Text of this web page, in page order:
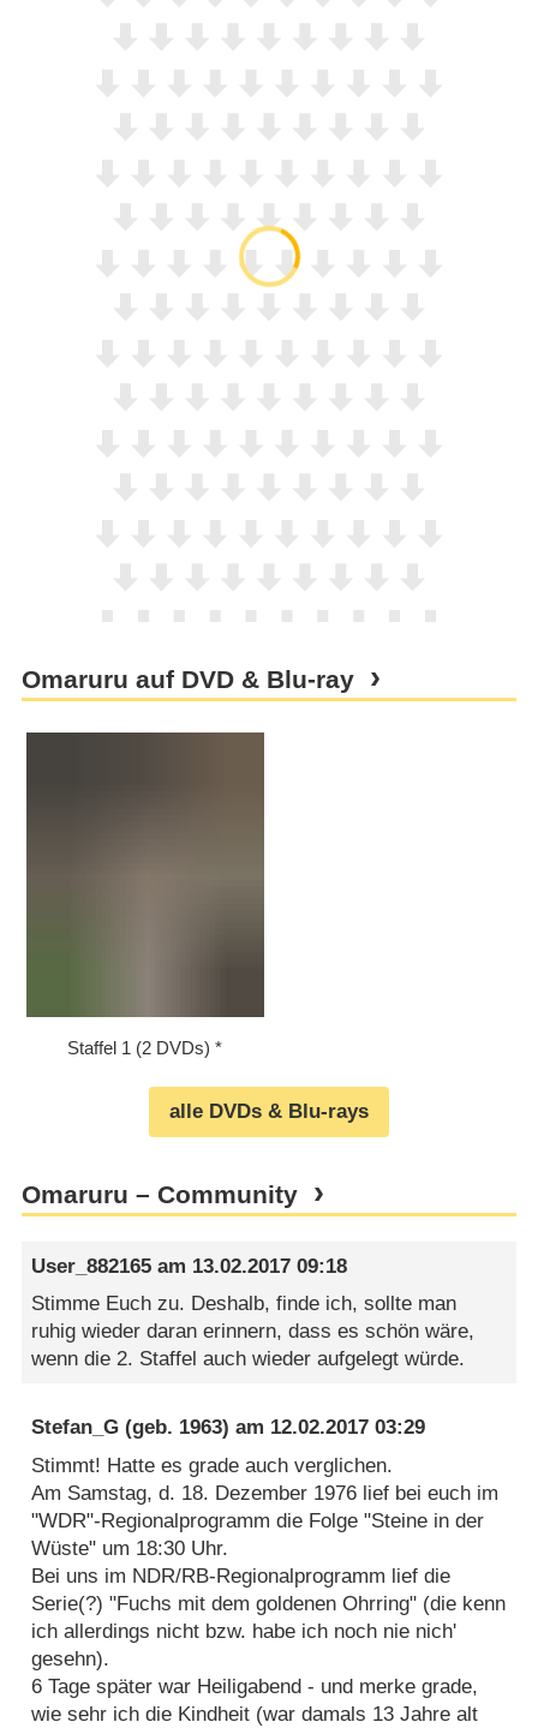
Omaruru auf DVD & Blu-ray
Staffel 1 (2 DVDs)
alle DVDs & Blu-rays
Omaruru – Community
User_882165 am 13.02.2017 09:18
Stimme Euch zu. Deshalb, finde ich, sollte man
ruhig wieder daran erinnern, dass es schön wäre,
wenn die 2. Staffel auch wieder aufgelegt würde.
Stefan_G (geb. 1963) am 12.02.2017 03:29
Stimmt! Hatte es grade auch verglichen.
Am Samstag, d. 18. Dezember 1976 lief bei euch im
"WDR"-Regionalprogramm die Folge "Steine in der
Wüste" um 18:30 Uhr.
Bei uns im NDR/RB-Regionalprogramm lief die
Serie(?) "Fuchs mit dem goldenen Ohrring" (die kenn
ich allerdings nicht bzw. habe ich noch nie nich'
gesehn).
6 Tage später war Heiligabend - und merke grade,
wie sehr ich die Kindheit (war damals 13 Jahre alt